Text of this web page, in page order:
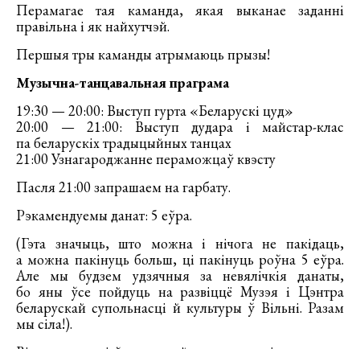
Перамагае тая каманда, якая выканае заданні
правільна і як найхутчэй.
Першыя тры каманды атрымаюць прызы!
Музычна-танцавальная праграма
19:30 — 20:00: Выступ гурта «Беларускі цуд»
20:00 — 21:00: Выступ дудара і майстар-клас
па беларускіх традыцыйных танцах
21:00 Узнагароджанне пераможцаў квэсту
Пасля 21:00 запрашаем на гарбату.
Рэкамендуемы данат: 5 еўра.
(Гэта значыць, што можна і нічога не пакідаць,
а можна пакінуць больш, ці пакінуць роўна 5 еўра.
Але мы будзем удзячныя за невялічкія данаты,
бо яны ўсе пойдуць на развіццё Музэя і Цэнтра
беларускай супольнасці й культуры ў Вільні. Разам
мы сіла!).